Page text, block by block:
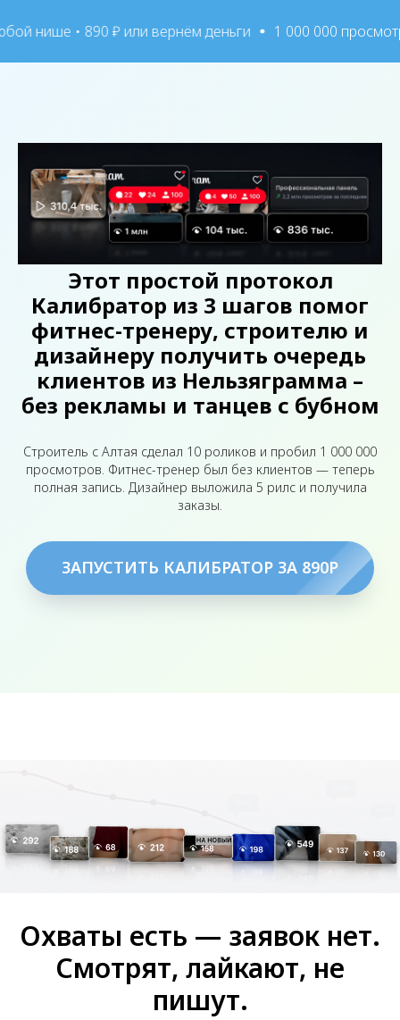
• 890 ₽ или вернём деньги 1 000 000 просмотров без
Этот простой протокол
Калибратор из 3 шагов помог
фитнес-тренеру, строителю и
дизайнеру получить очередь
клиентов из Нельзяграмма –
без рекламы и танцев с бубном
Строитель с Алтая сделал 10 роликов и пробил 1 000 000
просмотров. Фитнес-тренер был без клиентов — теперь
полная запись. Дизайнер выложила 5 рилс и получила
заказы.
ЗАПУСТИТЬ КАЛИБРАТОР ЗА 890Р
Охваты есть — заявок нет.
Смотрят, лайкают, не
пишут.